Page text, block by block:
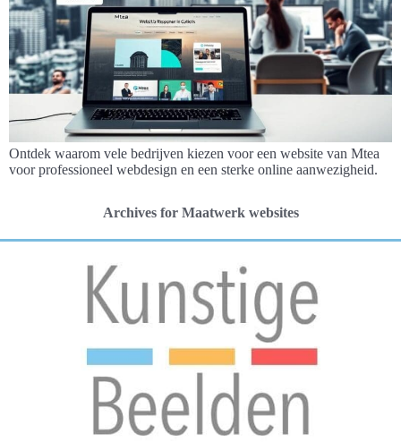
Ontdek waarom vele bedrijven kiezen voor een website van Mtea
voor professioneel webdesign en een sterke online aanwezigheid.
Archives for Maatwerk websites